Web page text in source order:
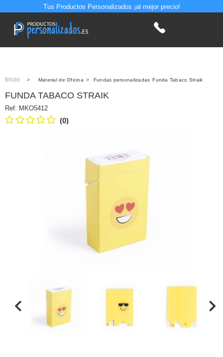
Tus Productos Personalizados ¡al mejor precio!
Inicio > Material de Oficina > Fundas personalizadas Funda Tabaco Straik
FUNDA TABACO STRAIK
Ref: MKO5412
(0)